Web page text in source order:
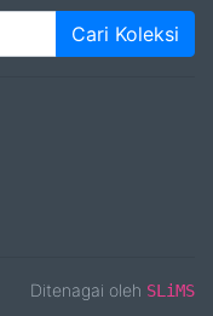
Cari Koleksi
Ditenagai oleh SLiMS